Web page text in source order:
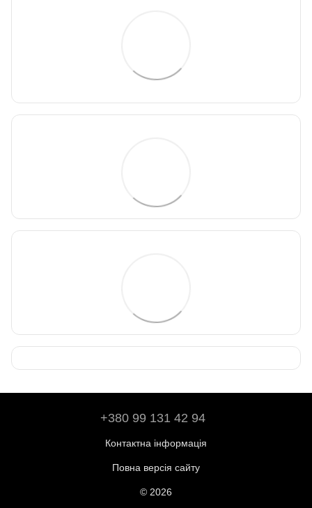
+380 99 131 42 94
Контактна інформація
Повна версія сайту
© 2026